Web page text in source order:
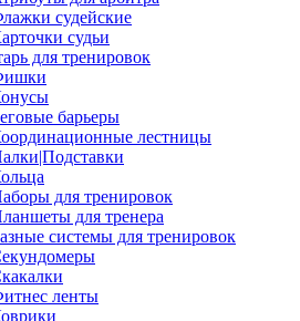
судейские
судьи
для тренировок
барьеры
лестницы
для тренировок
для тренера
системы для тренировок
ленты